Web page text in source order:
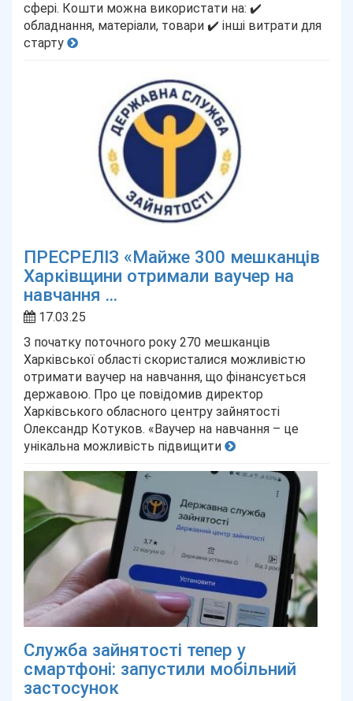
сфері. Кошти можна використати на: ✔️
обладнання, матеріали, товари ✔️ інші витрати для
старту
ПРЕСРЕЛІЗ «Майже 300 мешканців
Харківщини отримали ваучер на
навчання ...
17.03.25
З початку поточного року 270 мешканців
Харківської області скористалися можливістю
отримати ваучер на навчання, що фінансується
державою. Про це повідомив директор
Харківського обласного центру зайнятості
Олександр Котуков. «Ваучер на навчання – це
унікальна можливість підвищити
Служба зайнятості тепер у
смартфоні: запустили мобільний
застосунок